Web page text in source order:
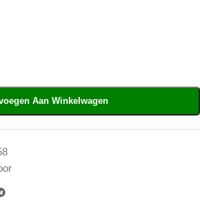
Aan Winkelwagen